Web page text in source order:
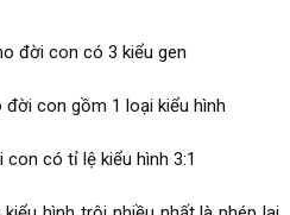
đời con có 3 kiểu gen
con gồm 1 loại kiểu hình
có tỉ lệ kiểu hình 3:1